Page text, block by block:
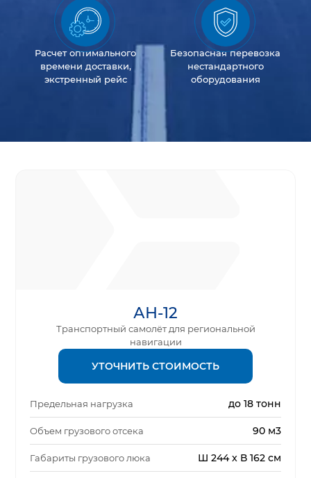
Расчет оптимального
времени доставки,
экстренный рейс
Безопасная перевозка
нестандартного
оборудования
АН-12
Транспортный самолёт для региональной
навигации
УТОЧНИТЬ СТОИМОСТЬ
Предельная нагрузка до 18 тонн
Объем грузового отсека 90 м3
Габариты грузового люка Ш 244 x В 162 см